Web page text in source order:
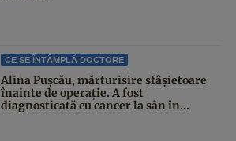
CE SE ÎNTÂMPLĂ DOCTORE
Alina Pușcău, mărturisire sfâșietoare
înainte de operație. A fost
diagnosticată cu cancer la sân în...